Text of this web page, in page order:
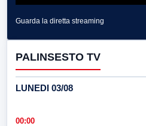
Guarda la diretta streaming
PALINSESTO TV
LUNEDI 03/08
00:00